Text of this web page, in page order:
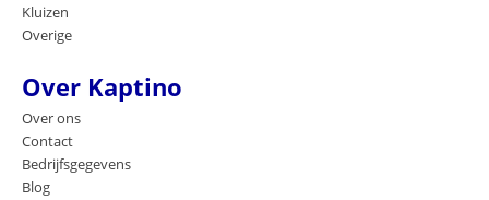
Kluizen
Overige
Over Kaptino
Over ons
Contact
Bedrijfsgegevens
Blog